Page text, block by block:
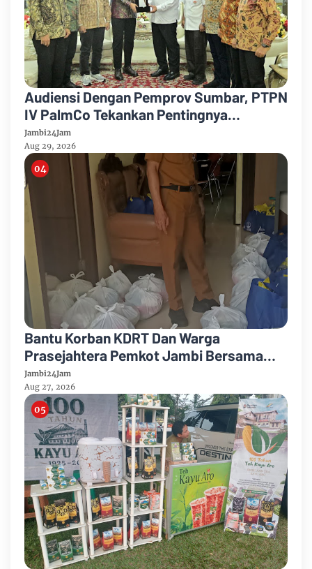
Audiensi Dengan Pemprov Sumbar, PTPN
IV PalmCo Tekankan Pentingnya
Harmonisasi Operasional Kebun
Jambi24Jam
Aug 29, 2026
Bantu Korban KDRT Dan Warga
Prasejahtera Pemkot Jambi Bersama
PTPN IV Regional IV Salurkan Paket
Sembako
Jambi24Jam
Aug 27, 2026